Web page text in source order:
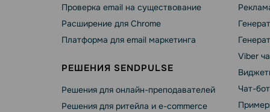
Проверка email на существование
Расширение для Chrome
Платформа для email маркетинга
РЕШЕНИЯ SENDPULSE
Решения для онлайн-преподавателей
Решения для ритейла и e-commerce
Viber
Чат-